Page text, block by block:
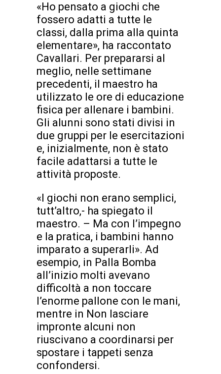
«Ho pensato a giochi che
fossero adatti a tutte le
classi, dalla prima alla quinta
elementare», ha raccontato
Cavallari. Per prepararsi al
meglio, nelle settimane
precedenti, il maestro ha
utilizzato le ore di educazione
fisica per allenare i bambini.
Gli alunni sono stati divisi in
due gruppi per le esercitazioni
e, inizialmente, non è stato
facile adattarsi a tutte le
attività proposte.
«I giochi non erano semplici,
tutt’altro,- ha spiegato il
maestro. – Ma con l’impegno
e la pratica, i bambini hanno
imparato a superarli». Ad
esempio, in Palla Bomba
all’inizio molti avevano
difficoltà a non toccare
l’enorme pallone con le mani,
mentre in Non lasciare
impronte alcuni non
riuscivano a coordinarsi per
spostare i tappeti senza
confondersi.